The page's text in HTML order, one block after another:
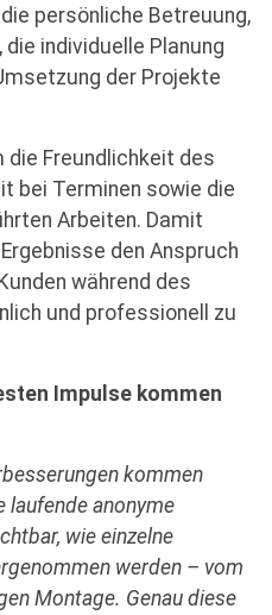
persönliche Betreuung,
individuelle Planung
der Projekte
die Freundlichkeit des
bei Terminen sowie die
Arbeiten. Damit
den Anspruch
während des
und professionell zu
Impulse kommen
kommen
laufende anonyme
wie einzelne
werden – vom
Montage. Genau diese